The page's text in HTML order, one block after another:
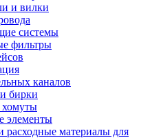
и вилки
системы
фильтры
каналов
бирки
хомуты
элементы
материалы для